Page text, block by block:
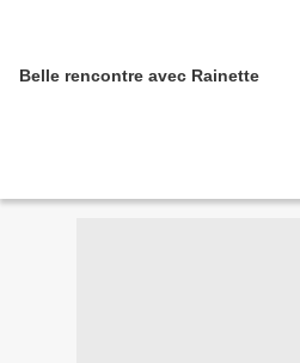
Belle rencontre avec Rainette